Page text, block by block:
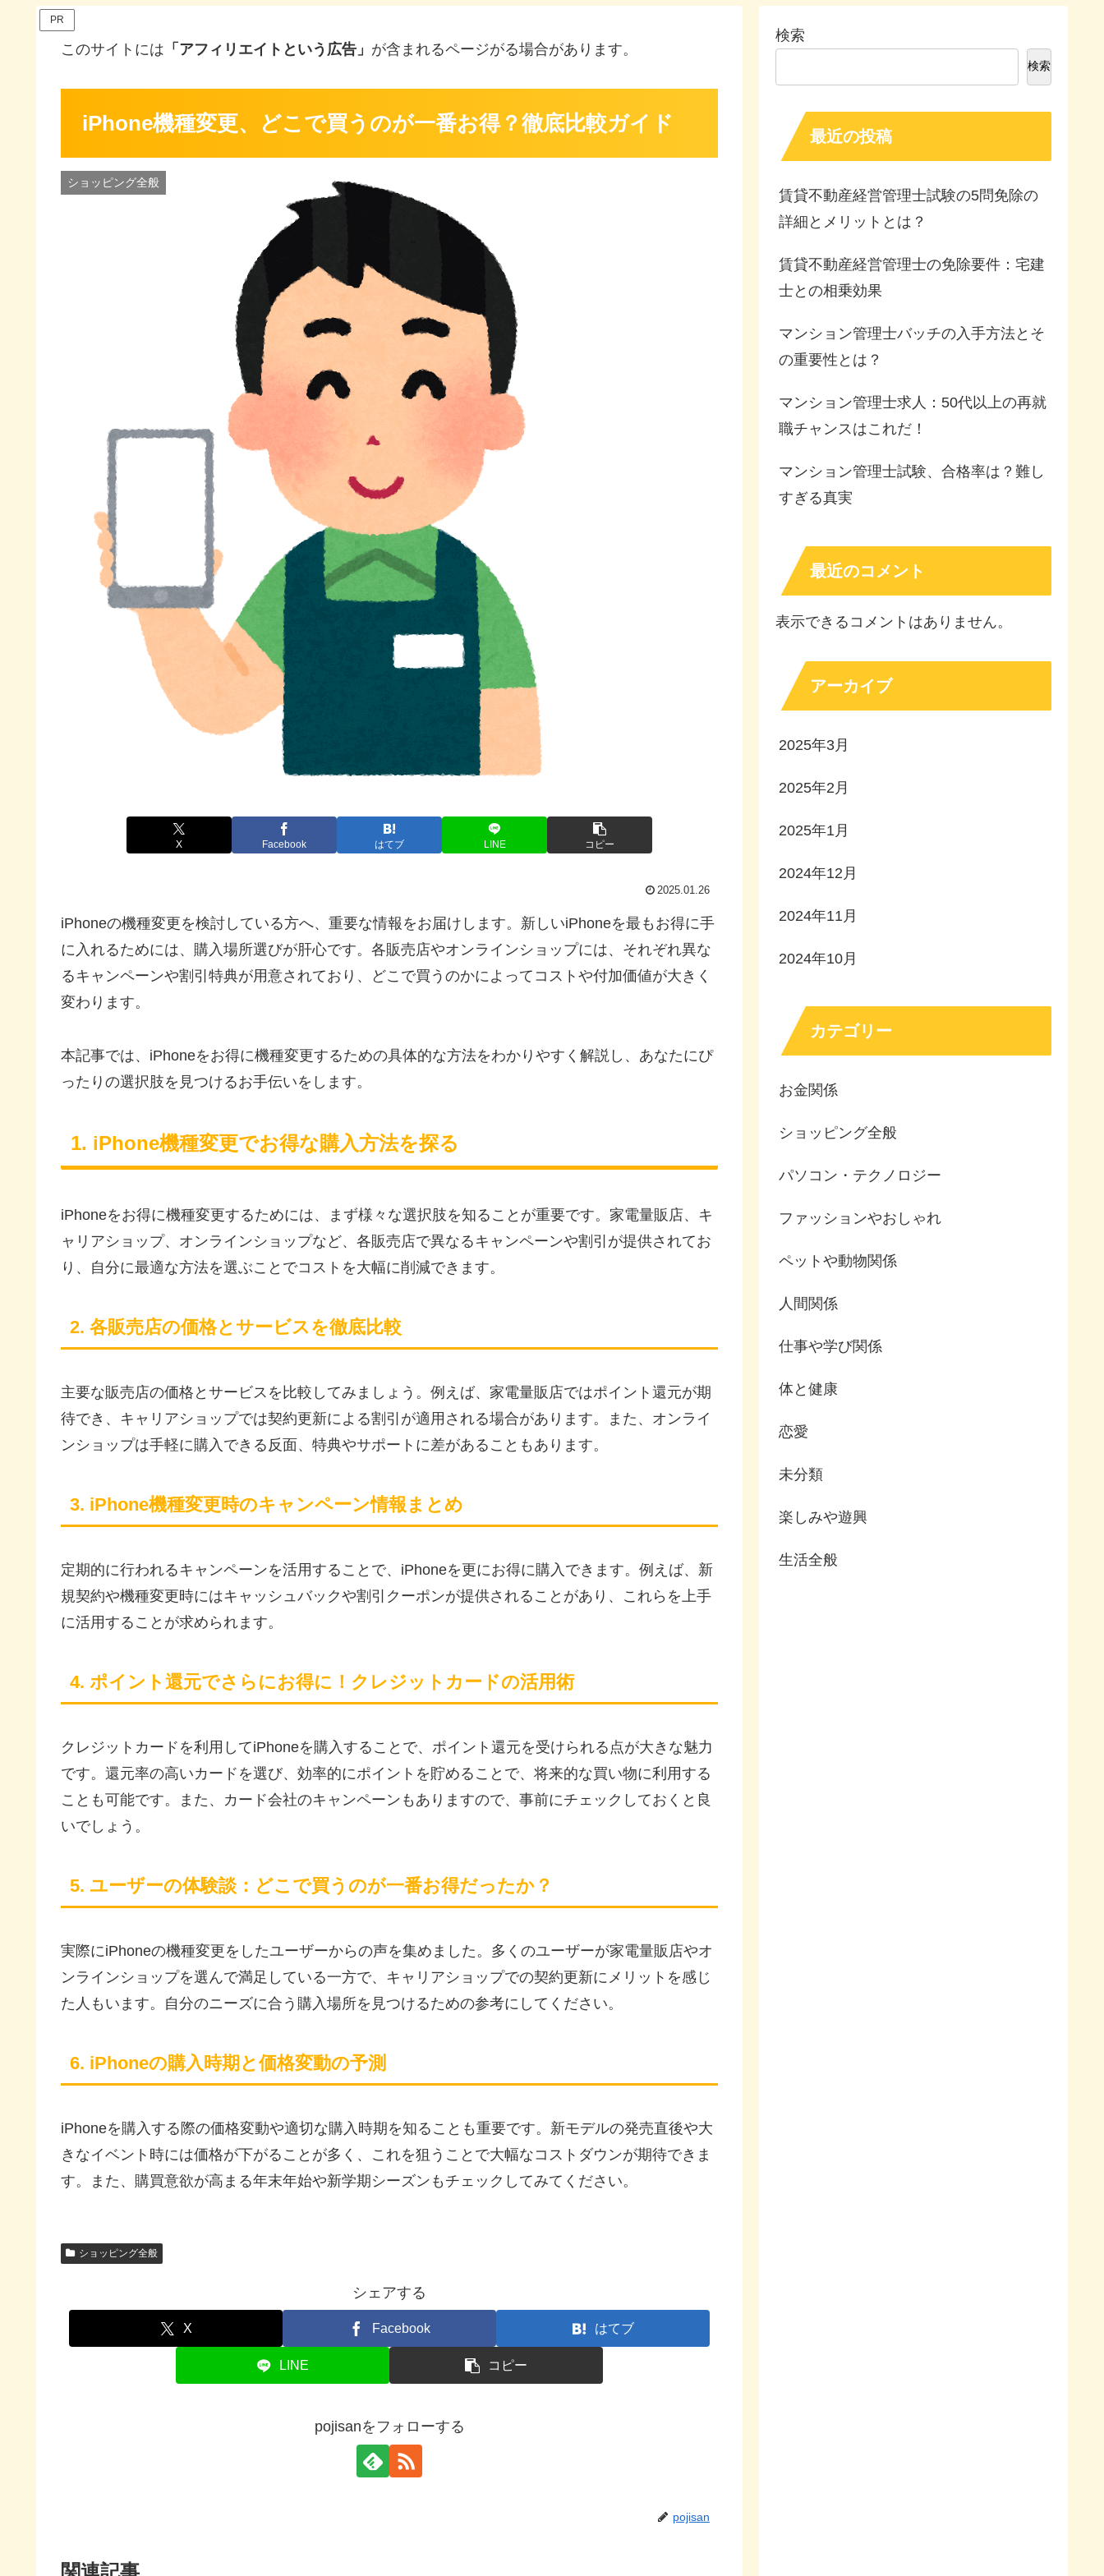
PR
このサイトには 「アフィリエイトという広告」 が含まれるページがる場合があります。
iPhone機種変更、どこで買うのが一番お得？徹底比較ガイド
ショッピング全般
X Facebook はてブ LINE コピー
2025.01.26
iPhoneの機種変更を検討している方へ、重要な情報をお届けします。新しいiPhoneを最もお得に手
に入れるためには、購入場所選びが肝心です。各販売店やオンラインショップには、それぞれ異な
るキャンペーンや割引特典が用意されており、どこで買うのかによってコストや付加価値が大きく
変わります。
本記事では、iPhoneをお得に機種変更するための具体的な方法をわかりやすく解説し、あなたにぴ
ったりの選択肢を見つけるお手伝いをします。
1. iPhone機種変更でお得な購入方法を探る
iPhoneをお得に機種変更するためには、まず様々な選択肢を知ることが重要です。家電量販店、キ
ャリアショップ、オンラインショップなど、各販売店で異なるキャンペーンや割引が提供されてお
り、自分に最適な方法を選ぶことでコストを大幅に削減できます。
2. 各販売店の価格とサービスを徹底比較
主要な販売店の価格とサービスを比較してみましょう。例えば、家電量販店ではポイント還元が期
待でき、キャリアショップでは契約更新による割引が適用される場合があります。また、オンライ
ンショップは手軽に購入できる反面、特典やサポートに差があることもあります。
3. iPhone機種変更時のキャンペーン情報まとめ
定期的に行われるキャンペーンを活用することで、iPhoneを更にお得に購入できます。例えば、新
規契約や機種変更時にはキャッシュバックや割引クーポンが提供されることがあり、これらを上手
に活用することが求められます。
4. ポイント還元でさらにお得に！クレジットカードの活用術
クレジットカードを利用してiPhoneを購入することで、ポイント還元を受けられる点が大きな魅力
です。還元率の高いカードを選び、効率的にポイントを貯めることで、将来的な買い物に利用する
ことも可能です。また、カード会社のキャンペーンもありますので、事前にチェックしておくと良
いでしょう。
5. ユーザーの体験談：どこで買うのが一番お得だったか？
実際にiPhoneの機種変更をしたユーザーからの声を集めました。多くのユーザーが家電量販店やオ
ンラインショップを選んで満足している一方で、キャリアショップでの契約更新にメリットを感じ
た人もいます。自分のニーズに合う購入場所を見つけるための参考にしてください。
6. iPhoneの購入時期と価格変動の予測
iPhoneを購入する際の価格変動や適切な購入時期を知ることも重要です。新モデルの発売直後や大
きなイベント時には価格が下がることが多く、これを狙うことで大幅なコストダウンが期待できま
す。また、購買意欲が高まる年末年始や新学期シーズンもチェックしてみてください。
ショッピング全般
シェアする
X Facebook はてブ
LINE コピー
pojisanをフォローする
pojisan
検索
検索
最近の投稿
賃貸不動産経営管理士試験の5問免除の
詳細とメリットとは？
賃貸不動産経営管理士の免除要件：宅建
士との相乗効果
マンション管理士バッチの入手方法とそ
の重要性とは？
マンション管理士求人：50代以上の再就
職チャンスはこれだ！
マンション管理士試験、合格率は？難し
すぎる真実
最近のコメント
表示できるコメントはありません。
アーカイブ
2025年3月
2025年2月
2025年1月
2024年12月
2024年11月
2024年10月
カテゴリー
お金関係
ショッピング全般
パソコン・テクノロジー
ファッションやおしゃれ
ペットや動物関係
人間関係
仕事や学び関係
体と健康
恋愛
未分類
楽しみや遊興
生活全般